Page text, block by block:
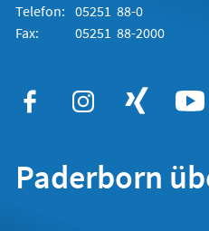
Telefon: 05251 88-0
Fax:
05251 88-2000
Paderborn